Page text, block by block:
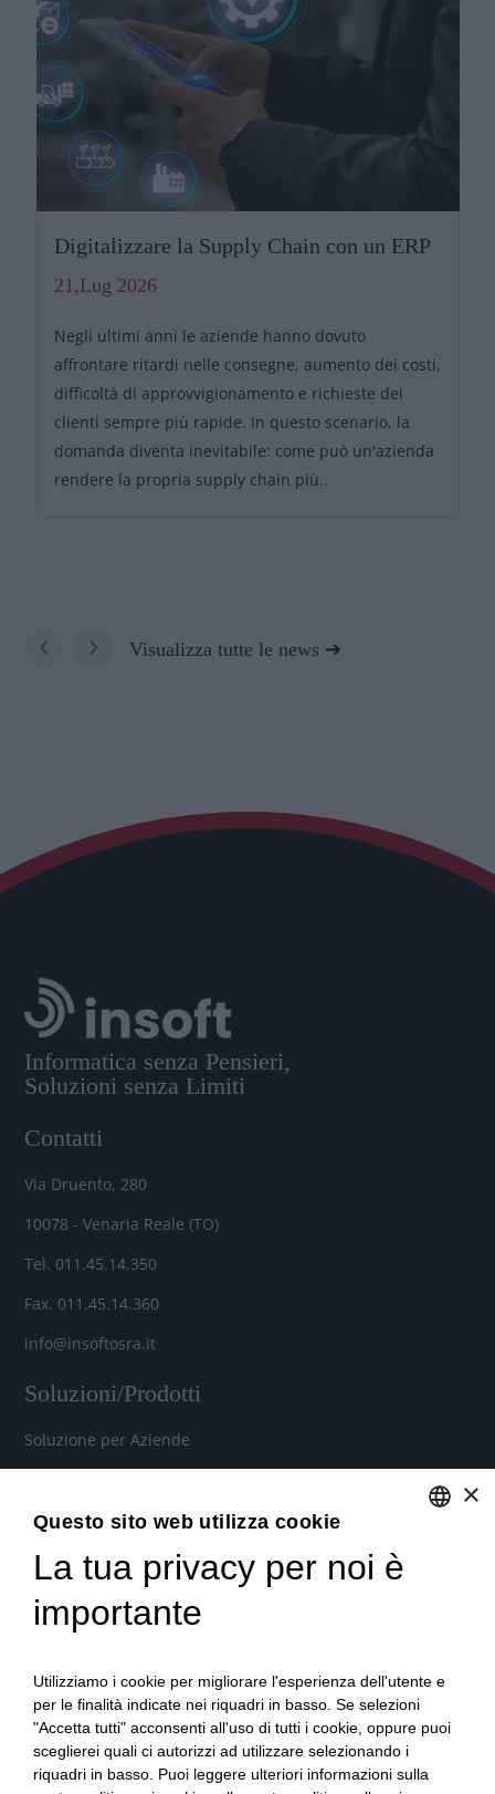
Digitalizzare la Supply Chain con un ERP
21,Lug 2026
Negli ultimi anni le aziende hanno dovuto
affrontare ritardi nelle consegne, aumento dei costi,
difficoltà di approvvigionamento e richieste dei
clienti sempre più rapide. In questo scenario, la
domanda diventa inevitabile: come può un'azienda
rendere la propria supply chain più..
‹ › Visualizza tutte le news
Informatica senza Pensieri,
Soluzioni senza Limiti
Contatti
Via Druento, 280
10078 - Venaria Reale (TO)
Tel. 011.45.14.350
Fax. 011.45.14.360
info@insoftosra.it
Soluzioni/Prodotti
Soluzione per Aziende
Soluzione per Consulenti
Servizi
Industria 4.0
Soluzioni in Cloud per aziende, commercialisti e consulenti
del lavoro
Formazione qualificata
Consulenza tecnica e organizzativa
×
Questo sito web utilizza cookie
La tua privacy per noi è
importante
Utilizziamo i cookie per migliorare l'esperienza dell'utente e
per le finalità indicate nei riquadri in basso. Se selezioni
"Accetta tutti" acconsenti all'uso di tutti i cookie, oppure puoi
sceglierei quali ci autorizzi ad utilizzare selezionando i
riquadri in basso. Puoi leggere ulteriori informazioni sulla